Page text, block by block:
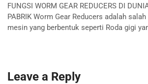
FUNGSI WORM GEAR REDUCERS DI
PABRIK Worm Gear Reducers adalah
mesin yang berbentuk seperti Roda gigi
Leave a Reply